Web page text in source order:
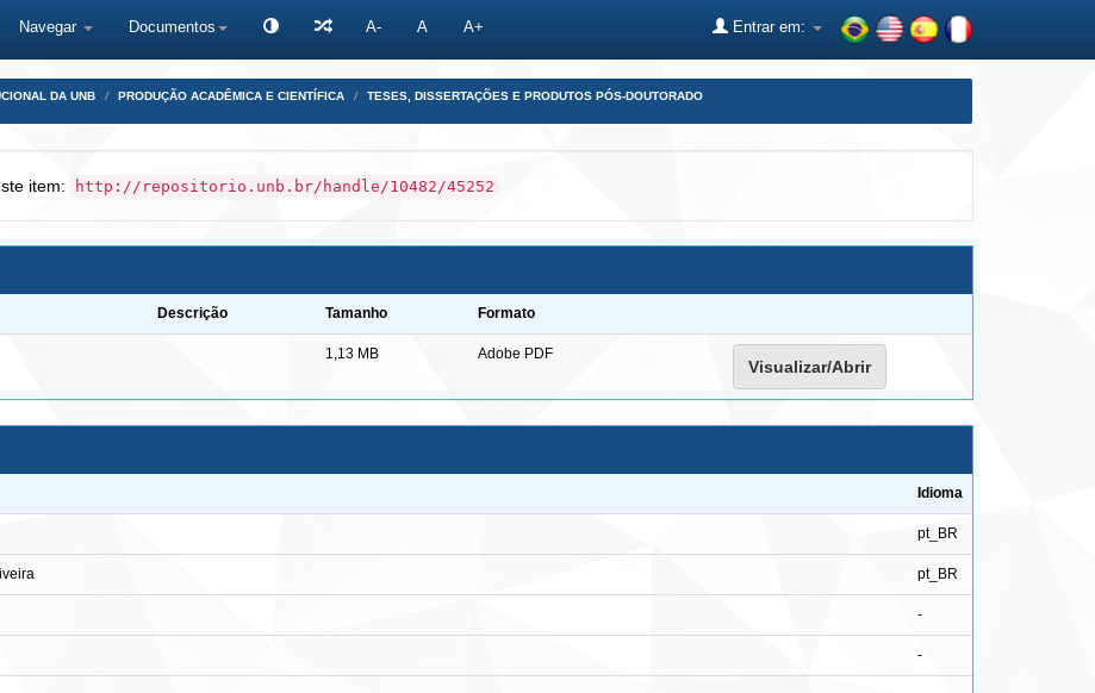
Navegar Documentos A- A A+ Entrar em:
DA UNB PRODUÇÃO ACADÊMICA E CIENTÍFICA TESES, DISSERTAÇÕES E PRODUTOS PÓS-DOUTORADO
item: http://repositorio.unb.br/handle/10482/45252
Descrição Tamanho Formato
1,13 MB Adobe PDF
Visualizar/Abrir
Idioma
pt_BR
pt_BR
-
-